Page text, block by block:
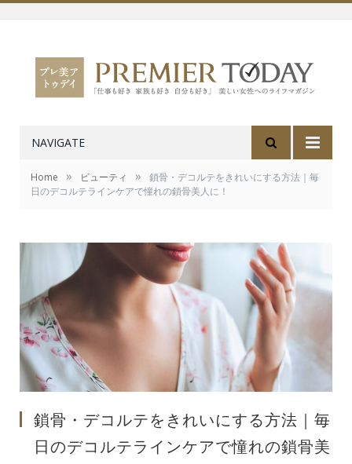
NAVIGATE
Home » ビューティ »
鎖骨・デコルテをきれいにする方法｜毎
日のデコルテラインケアで憧れの鎖骨美人に！
鎖骨・デコルテをきれいにする方法｜毎
日のデコルテラインケアで憧れの鎖骨美